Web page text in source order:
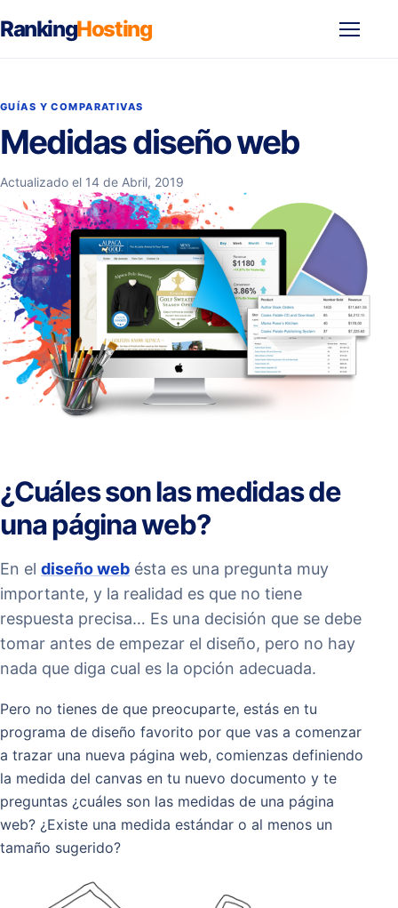
RankingHosting
GUÍAS Y COMPARATIVAS
Medidas diseño web
Actualizado el 14 de Abril, 2019
¿Cuáles son las medidas de
una página web?
En el diseño web ésta es una pregunta muy
importante, y la realidad es que no tiene
respuesta precisa… Es una decisión que se debe
tomar antes de empezar el diseño, pero no hay
nada que diga cual es la opción adecuada.
Pero no tienes de que preocuparte, estás en tu
programa de diseño favorito por que vas a comenzar
a trazar una nueva página web, comienzas definiendo
la medida del canvas en tu nuevo documento y te
preguntas ¿cuáles son las medidas de una página
web? ¿Existe una medida estándar o al menos un
tamaño sugerido?